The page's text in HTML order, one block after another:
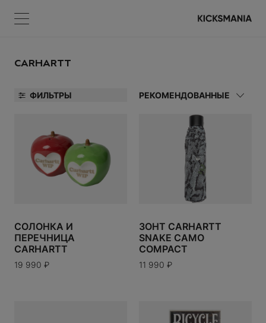
CARHARTT
ФИЛЬТРЫ РЕКОМЕНДОВАННЫЕ
СОЛОНКА И
ПЕРЕЧНИЦА
CARHARTT
19 990 ₽
ЗОНТ CARHARTT
SNAKE CAMO
COMPACT
11 990 ₽
Меню
Регистрация
Забыли пароль?
Меню
НЕТ ТОВАРОВ